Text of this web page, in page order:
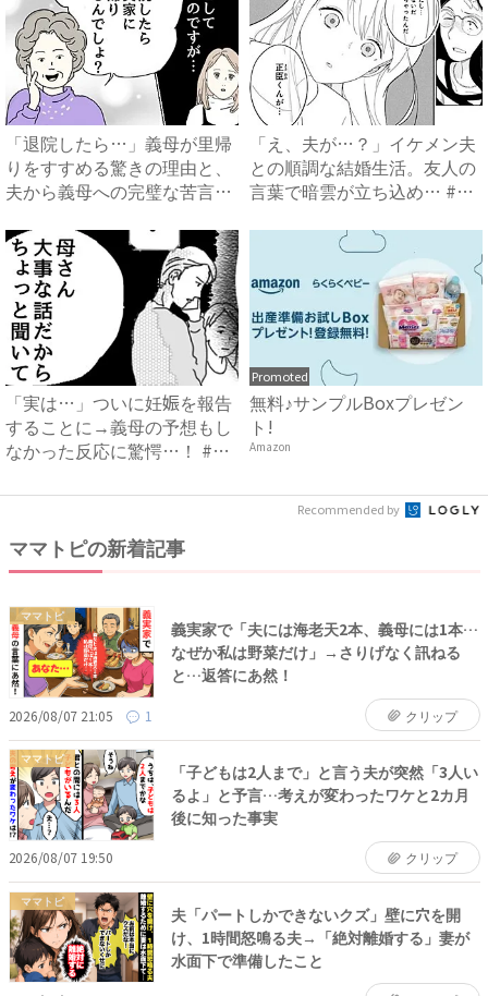
「退院したら…」義母が里帰
りをすすめる驚きの理由と、
夫から義母への完璧な苦言
「え、夫が…？」イケメン夫
との順調な結婚生活。友人の
言葉で暗雲が立ち込め… #
「実は…」ついに妊娠を報告
することに→義母の予想もし
なかった反応に驚愕…！ #
Promoted
無料♪サンプルBoxプレゼン
ト!
Amazon
Recommended by
ママトピの新着記事
ママトピ
義実家で「夫には海老天2本、義母には1本…
なぜか私は野菜だけ」→さりげなく訊ねる
と…返答にあ然！
2026/08/07 21:05 1 クリップ
ママトピ
「子どもは2人まで」と言う夫が突然「3人い
るよ」と予言…考えが変わったワケと2カ月
後に知った事実
2026/08/07 19:50 クリップ
ママトピ
夫「パートしかできないクズ」壁に穴を開
け、1時間怒鳴る夫→「絶対離婚する」妻が
水面下で準備したこと